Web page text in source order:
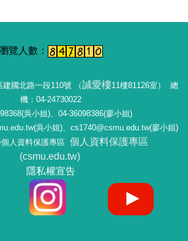
國北路一段110號 （誠愛樓11樓81126室） 總
機：04-24730022
吳小姐)、04-36098386(廖小姐)
吳小姐)、cs1740@csmu.edu.tw(廖小姐)
人資料保護專區 個人資料保護專區
(csmu.edu.tw)
隱私權宣告